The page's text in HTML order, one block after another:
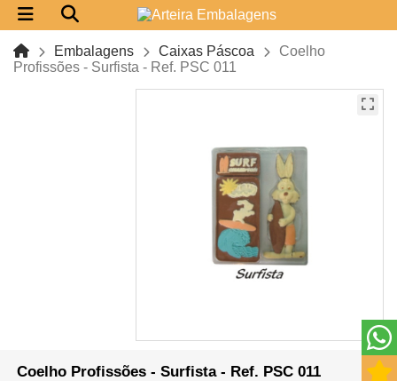
Embalagens Caixas Páscoa
Coelho
Profissões - Surfista - Ref. PSC 011
Coelho Profissões - Surfista - Ref. PSC 011